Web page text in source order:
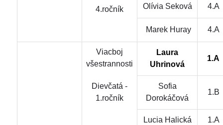
4.ročník Olívia Seková 4.A
Marek Huray 4.A
Viacboj
všestrannosti
Dievčatá -
1.ročník
Laura
Uhrinová
1.A
Sofia
Dorokáčová
1.B
Lucia Halická 1.A